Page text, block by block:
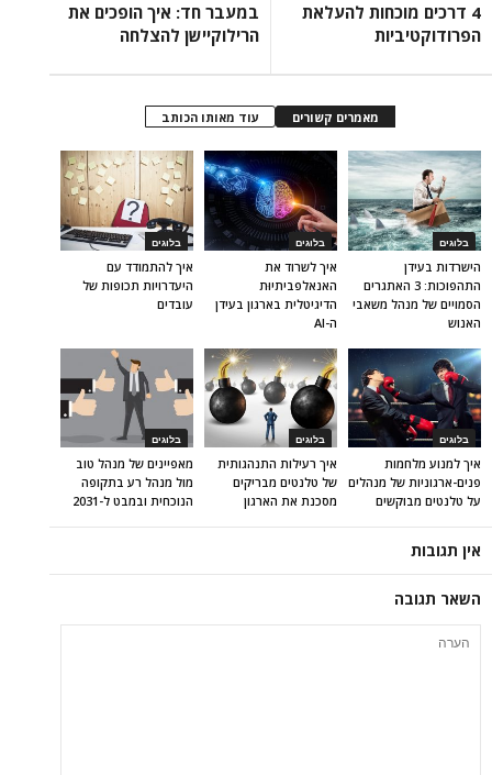
4 דרכים מוכחות להעלאת
הפרודוקטיביות
במעבר חד: איך הופכים את
הרילוקיישן להצלחה
מאמרים קשורים עוד מאותו הכותב
בלוגים
איך להתמודד עם
היעדרויות תכופות של
עובדים
בלוגים
איך לשרוד את
האנאלפביתיוּת
הדיגיטלית בארגון בעידן
ה-AI
בלוגים
הישרדות בעידן
התהפוכות: 3 האתגרים
הסמויים של מנהל משאבי
האנוש
בלוגים
מאפיינים של מנהל טוב
מול מנהל רע בתקופה
הנוכחית ובמבט ל-2031
בלוגים
איך רעילות התנהגותית
של טלנטים מבריקים
מסכנת את הארגון
בלוגים
איך למנוע מלחמות
פנים-ארגוניות של מנהלים
על טלנטים מבוקשים
אין תגובות
השאר תגובה